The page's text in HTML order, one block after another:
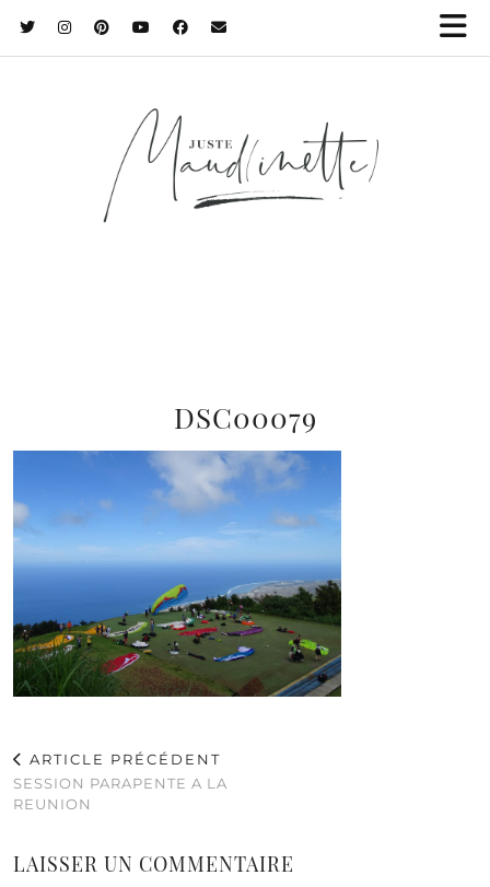
DSC00079
ARTICLE PRÉCÉDENT
SESSION PARAPENTE A LA
REUNION
LAISSER UN COMMENTAIRE